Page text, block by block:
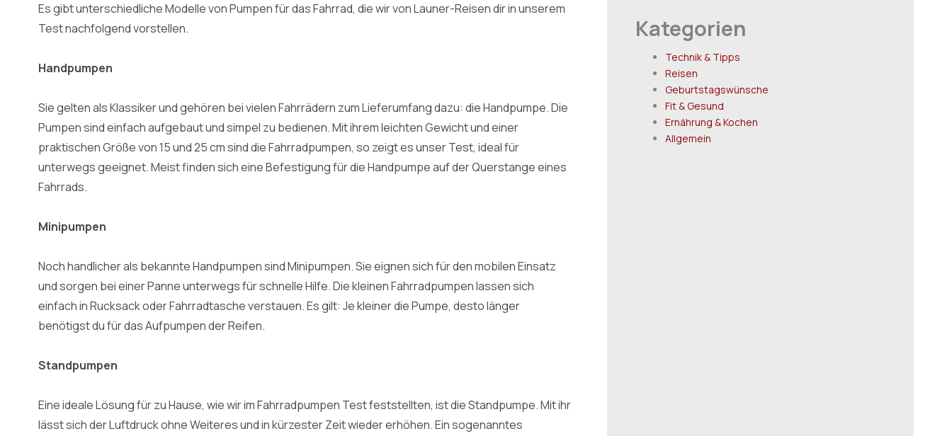
Es gibt unterschiedliche Modelle von Pumpen für das Fahrrad, die wir von Launer-Reisen dir in unserem
Test nachfolgend vorstellen.
Handpumpen
Sie gelten als Klassiker und gehören bei vielen Fahrrädern zum Lieferumfang dazu: die Handpumpe. Die
Pumpen sind einfach aufgebaut und simpel zu bedienen. Mit ihrem leichten Gewicht und einer
praktischen Größe von 15 und 25 cm sind die Fahrradpumpen, so zeigt es unser Test, ideal für
unterwegs geeignet. Meist finden sich eine Befestigung für die Handpumpe auf der Querstange eines
Fahrrads.
Minipumpen
Noch handlicher als bekannte Handpumpen sind Minipumpen. Sie eignen sich für den mobilen Einsatz
und sorgen bei einer Panne unterwegs für schnelle Hilfe. Die kleinen Fahrradpumpen lassen sich
einfach in Rucksack oder Fahrradtasche verstauen. Es gilt: Je kleiner die Pumpe, desto länger
benötigst du für das Aufpumpen der Reifen.
Standpumpen
Eine ideale Lösung für zu Hause, wie wir im Fahrradpumpen Test feststellten, ist die Standpumpe. Mit ihr
lässt sich der Luftdruck ohne Weiteres und in kürzester Zeit wieder erhöhen. Ein sogenanntes
Kategorien
Technik & Tipps
Reisen
Geburtstagswünsche
Fit & Gesund
Ernährung & Kochen
Allgemein